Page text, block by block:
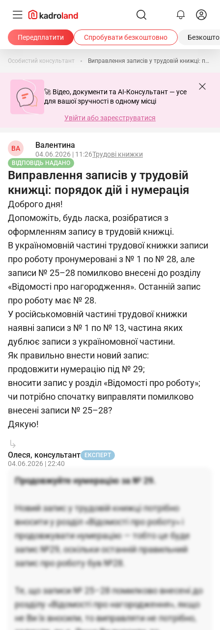
Передплатити Спробувати безкоштовно
Особистий консультант Виправлення записів у трудовій книжці: порядок дій і нумерація
🚀 Відео, документи та AI-Консультант — усе
для вашої зручності в одному місці
Увійти або зареєструватися
ВА Валентина
04.06.2026 | 11:26Трудові книжки
ВІДПОВІДЬ НАДАНО
Виправлення записів у трудовій
книжці: порядок дій і нумерація
Доброго дня!
Допоможіть, будь ласка, розібратися з
оформленням запису в трудовій книжці.
В україномовній частині трудової книжки записи
про роботу пронумеровані з № 1 по № 28, але
записи № 25–28 помилково внесені до розділу
«Відомості про нагородження». Останній запис
про роботу має № 28.
У російськомовній частині трудової книжки
наявні записи з № 1 по № 13, частина яких
дублює записи з україномовної частини.
Як правильно внести новий запис:
продовжити нумерацію під № 29;
вносити запис у розділ «Відомості про роботу»;
чи потрібно спочатку виправляти помилково
внесені записи № 25–28?
Дякую!
Олеся, консультант ЕКСПЕРТ
04.06.2026 | 22:40
Продовжуйте нумерацію за № 29.
Новий запис у трудовій книжці потрібно
вносити у розділ «Відомості про роботу» і
продовжувати нумерацію — тобто це буде
запис №29, оскільки останній правильний
запис про роботу був №28.
Те, що записи № 25–28 помилково внесені до
розділу «Відомості про нагородження», якщо
не Ви їх вносили, то виправляти не потрібно,